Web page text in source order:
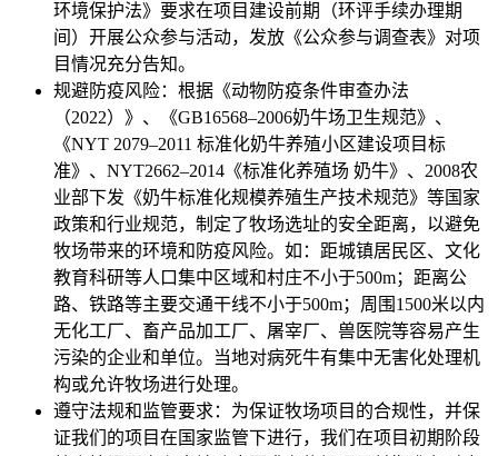
环境保护法》要求在项目建设前期（环评手续办理期
间）开展公众参与活动，发放《公众参与调查表》对项
目情况充分告知。
规避防疫风险：根据《动物防疫条件审查办法
（2022）》、《GB16568–2006奶牛场卫生规范》、
《NYT 2079–2011 标准化奶牛养殖小区建设项目标
准》、NYT2662–2014《标准化养殖场 奶牛》、2008农
业部下发《奶牛标准化规模养殖生产技术规范》等国家
政策和行业规范，制定了牧场选址的安全距离，以避免
牧场带来的环境和防疫风险。如：距城镇居民区、文化
教育科研等人口集中区域和村庄不小于500m；距离公
路、铁路等主要交通干线不小于500m；周围1500米以内
无化工厂、畜产品加工厂、屠宰厂、兽医院等容易产生
污染的企业和单位。当地对病死牛有集中无害化处理机
构或允许牧场进行处理。
遵守法规和监管要求：为保证牧场项目的合规性，并保
证我们的项目在国家监管下进行，我们在项目初期阶段